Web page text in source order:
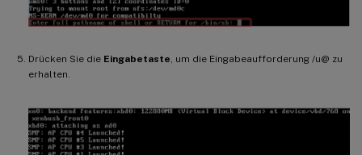
Drücken Sie die Eingabetaste, um die Eingabeaufforderung /u@ zu
erhalten.